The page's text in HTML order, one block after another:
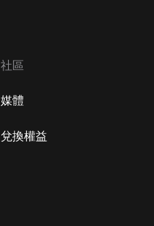
社區
媒體
兌換權益